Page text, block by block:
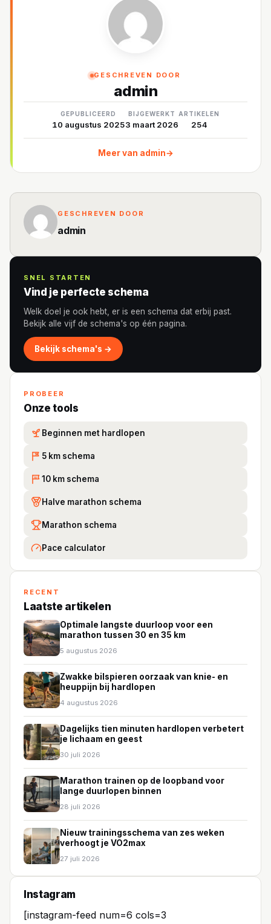
GESCHREVEN DOOR
admin
GEPUBLICEERD
10 augustus 2025
BIJGEWERKT
3 maart 2026
ARTIKELEN
254
Meer van admin→
GESCHREVEN DOOR
admin
SNEL STARTEN
Vind je perfecte schema
Welk doel je ook hebt, er is een schema dat erbij past.
Bekijk alle vijf de schema's op één pagina.
Bekijk schema's →
PROBEER
Onze tools
Beginnen met hardlopen
5K 5 km schema
10 10 km schema
Halve marathon schema
Marathon schema
Pace calculator
RECENT
Laatste artikelen
Optimale langste duurloop voor een
marathon tussen 30 en 35 km
5 augustus 2026
Zwakke bilspieren oorzaak van knie- en
heuppijn bij hardlopen
4 augustus 2026
Dagelijks tien minuten hardlopen verbetert
je lichaam en geest
30 juli 2026
Marathon trainen op de loopband voor
lange duurlopen binnen
28 juli 2026
Nieuw trainingsschema van zes weken
verhoogt je VO2max
27 juli 2026
Instagram
[instagram-feed num=6 cols=3